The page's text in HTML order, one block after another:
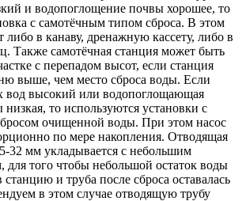
и водопоглощение почвы хорошее, то
с самотёчным типом сброса. В этом
либо в канаву, дренажную кассету, либо в
Также самотёчная станция может быть
с перепадом высот, если станция
выше, чем место сброса воды. Если
вод высокий или водопоглощающая
то используются установки с
очищенной воды. При этом насос
по мере накопления. Отводящая
32 мм укладывается с небольшим
для того чтобы небольшой остаток воды
станцию и труба после сброса оставалась
в этом случае отводящую трубу